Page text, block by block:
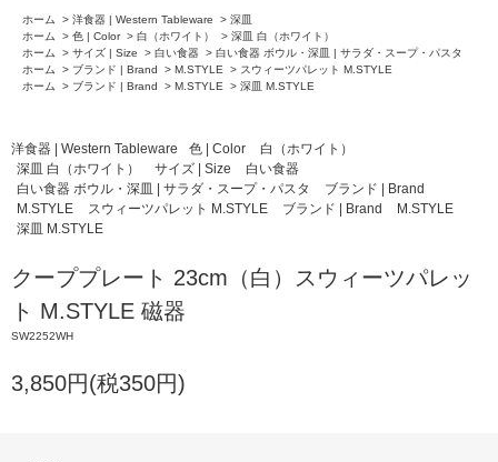
ホーム > 洋食器 | Western Tableware > 深皿
ホーム
> 色 | Color > 白（ホワイト） > 深皿 白（ホワイト）
ホーム
> サイズ | Size > 白い食器 > 白い食器 ボウル・深皿 | サラダ・スープ・パスタ
ホーム
> ブランド | Brand > M.STYLE > スウィーツパレット M.STYLE
ホーム
> ブランド | Brand > M.STYLE > 深皿 M.STYLE
洋食器 | Western Tableware 色 | Color
白（ホワイト）
深皿 白（ホワイト）
サイズ | Size
白い食器
白い食器 ボウル・深皿 | サラダ・スープ・パスタ
ブランド | Brand
M.STYLE
スウィーツパレット M.STYLE ブランド | Brand
M.STYLE
深皿 M.STYLE
クーププレート 23cm（白）スウィーツパレッ
ト M.STYLE 磁器
SW2252WH
3,850円(税350円)